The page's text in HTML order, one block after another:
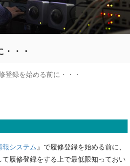
・・
登録を始める前に・・・
システム 』で履修登録を始める前に、
て履修登録をする上で最低限知っておい